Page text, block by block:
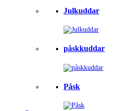
Julkuddar
påskkuddar
Påsk